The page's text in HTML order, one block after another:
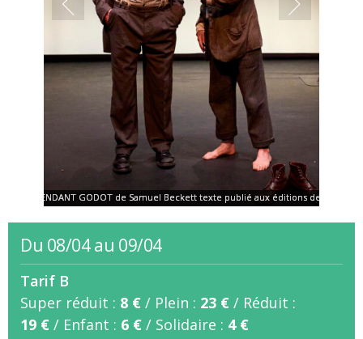
©EN ATTENDANT GODOT de Samuel Beckett texte publié aux éditions de
©EN ATTENDANT GODOT de Samuel Beckett texte publié aux éditions de
©EN ATTENDANT GODOT de Samuel Beckett texte publié aux éditions de
©EN ATTENDANT GODOT de Samuel Beckett texte publié aux éditions de
©EN ATTENDANT GODOT de Samuel Beckett texte publié aux éditions de
Du 08/04 au 09/04
Tarif B
Super réduit : 8 € / Plein : 23 € / Réduit :
19 € / Enfant : 6 € / Solidaire : 4 €